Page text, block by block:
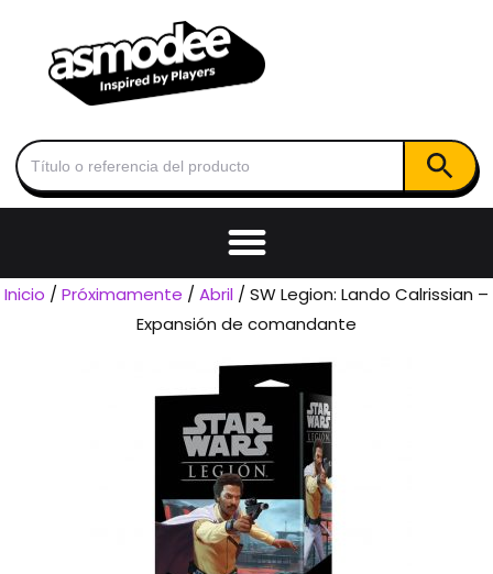
Buscar: Botón de
Inicio /Próximamente /Abril / SW Legion: Lando Calrissian –
Expansión de comandante